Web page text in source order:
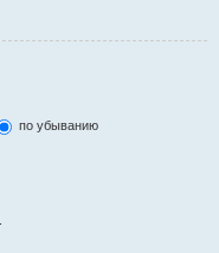
по убыванию